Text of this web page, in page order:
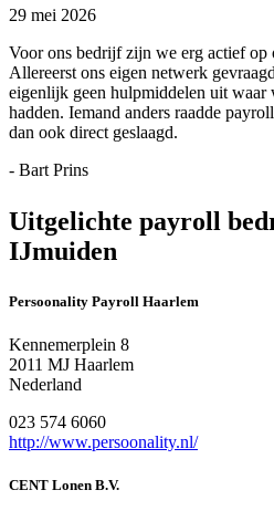
29 mei 2026
Voor ons bedrijf zijn we erg actief op
Allereerst ons eigen netwerk
eigenlijk geen hulpmiddelen uit waar
hadden. Iemand anders raadde
dan ook direct geslaagd.
- Bart Prins
Uitgelichte payroll
IJmuiden
Persoonality Payroll Haarlem
Kennemerplein 8
2011 MJ Haarlem
Nederland
023 574 6060
http://www.persoonality.nl/
CENT Lonen B.V.